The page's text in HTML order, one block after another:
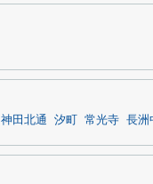
神田北通 汐町 常光寺 長洲